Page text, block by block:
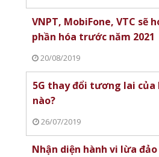
VNPT, MobiFone, VTC sẽ
phần hóa trước năm 2021
20/08/2019
5G thay đổi tương lai của
nào?
26/07/2019
Nhận diện hành vi lừa